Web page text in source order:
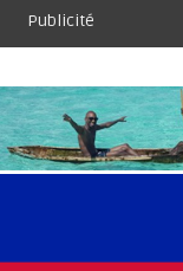
Publicité